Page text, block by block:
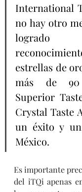
International
no hay otro
estrellas de
más de
Superior
Crystal Taste
un éxito y
México.
Es importante
del iTQi apenas